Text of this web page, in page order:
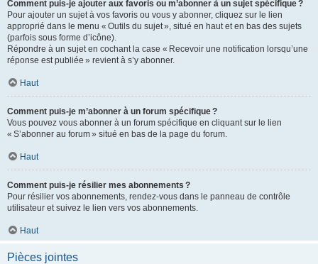
Comment puis-je ajouter aux favoris ou m’abonner à un sujet spécifique ?
Pour ajouter un sujet à vos favoris ou vous y abonner, cliquez sur le lien
approprié dans le menu « Outils du sujet », situé en haut et en bas des sujets
(parfois sous forme d’icône).
Répondre à un sujet en cochant la case « Recevoir une notification lorsqu’une
réponse est publiée » revient à s’y abonner.
Haut
Comment puis-je m’abonner à un forum spécifique ?
Vous pouvez vous abonner à un forum spécifique en cliquant sur le lien
« S’abonner au forum » situé en bas de la page du forum.
Haut
Comment puis-je résilier mes abonnements ?
Pour résilier vos abonnements, rendez-vous dans le panneau de contrôle
utilisateur et suivez le lien vers vos abonnements.
Haut
Pièces jointes